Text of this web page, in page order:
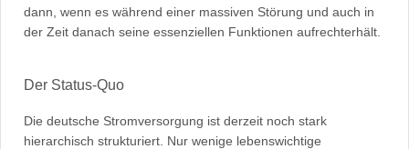
dann, wenn es während einer massiven Störung und auch in
der Zeit danach seine essenziellen Funktionen aufrechterhält.
Der Status-Quo
Die deutsche Stromversorgung ist derzeit noch stark
hierarchisch strukturiert. Nur wenige lebenswichtige